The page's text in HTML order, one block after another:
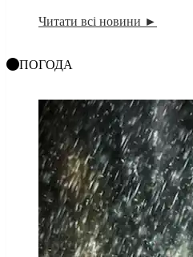
Читати всі новини ►
ПОГОДА